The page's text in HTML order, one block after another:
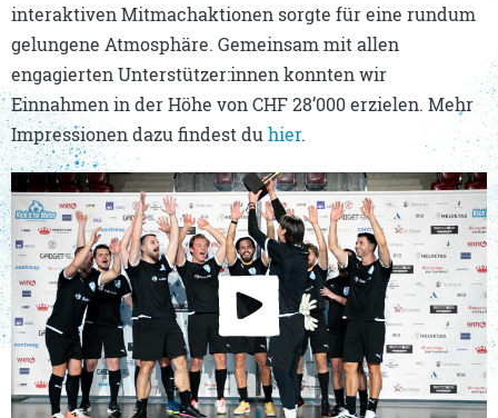
interaktiven Mitmachaktionen sorgte für eine rundum
gelungene Atmosphäre. Gemeinsam mit allen
engagierten Unterstützer:innen konnten wir
Einnahmen in der Höhe von CHF 28’000 erzielen. Mehr
Impressionen dazu findest duhier.